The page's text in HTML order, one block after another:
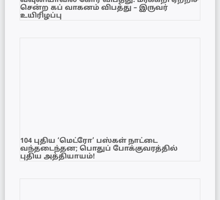
சென்ற கப் வாகனம் விபத்து – இருவர்
உயிரிழப்பு
104 புதிய ‘மெட்ரோ’ பஸ்கள் நாட்டை
வந்தடைந்தன; பொதுப் போக்குவரத்தில்
புதிய அத்தியாயம்!